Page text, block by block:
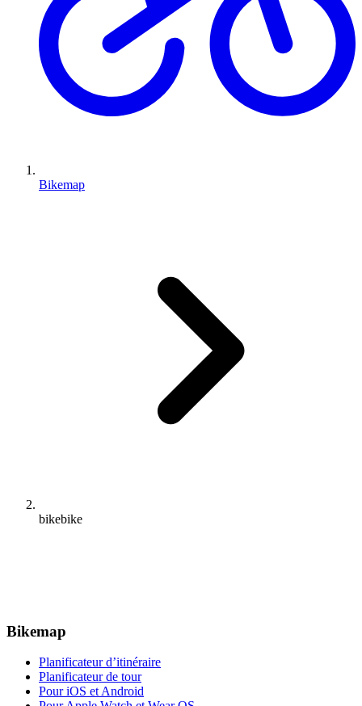
Bikemap
bikebike
Bikemap
Planificateur d’itinéraire
Planificateur de tour
Pour iOS et Android